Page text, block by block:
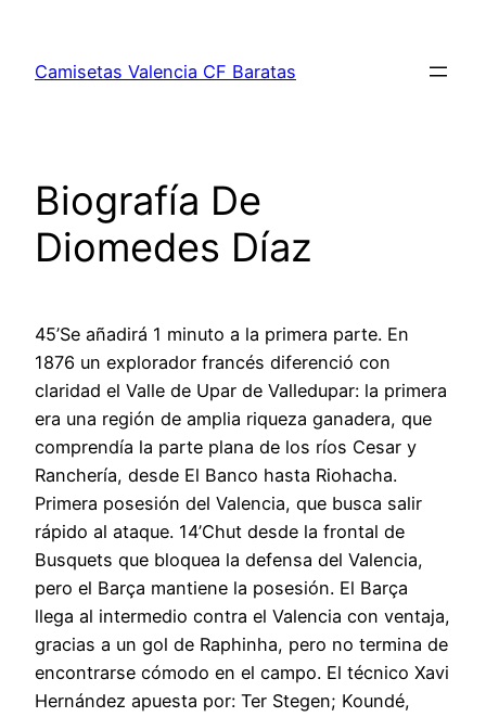
contenido
Camisetas Valencia CF Baratas
Biografía De
Diomedes Díaz
45’Se añadirá 1 minuto a la primera parte. En
1876 un explorador francés diferenció con
claridad el Valle de Upar de Valledupar: la primera
era una región de amplia riqueza ganadera, que
comprendía la parte plana de los ríos Cesar y
Ranchería, desde El Banco hasta Riohacha.
Primera posesión del Valencia, que busca salir
rápido al ataque. 14’Chut desde la frontal de
Busquets que bloquea la defensa del Valencia,
pero el Barça mantiene la posesión. El Barça
llega al intermedio contra el Valencia con ventaja,
gracias a un gol de Raphinha, pero no termina de
encontrarse cómodo en el campo. El técnico Xavi
Hernández apuesta por: Ter Stegen; Koundé,